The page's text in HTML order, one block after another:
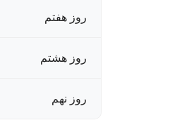
روز هفتم
روز هشتم
روز نهم